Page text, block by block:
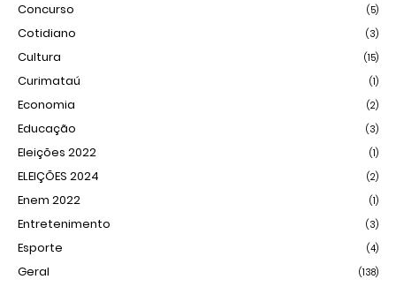
Concurso (5)
Cotidiano (3)
Cultura (15)
Curimataú (1)
Economia (2)
Educação (3)
Eleições 2022 (1)
ELEIÇÕES 2024 (2)
Enem 2022 (1)
Entretenimento (3)
Esporte (4)
Geral (138)